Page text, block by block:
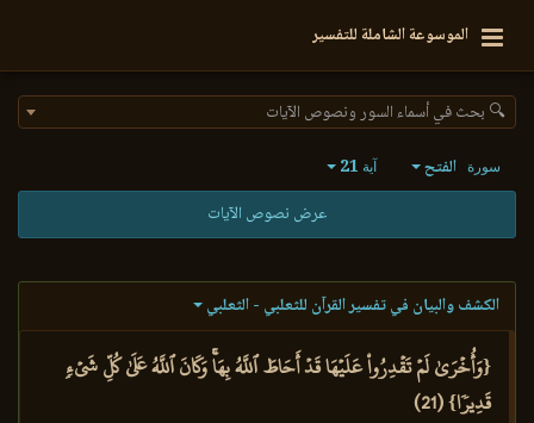
الموسوعة الشاملة للتفسير
🔍 بحث في أسماء السور ونصوص الآيات
سورة الفتح آية 21
عرض نصوص الآيات
الكشف والبيان في تفسير القرآن للثعلبي - الثعلبي
{وَأُخۡرَىٰ لَمۡ تَقۡدِرُواْ عَلَيۡهَا قَدۡ أَحَاطَ ٱللَّهُ بِهَاۚ وَكَانَ ٱللَّهُ عَلَىٰ كُلِّ شَيۡءٖ
قَدِيرٗا} (21)